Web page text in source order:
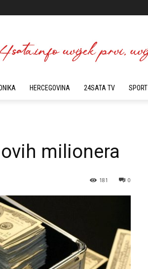
HERCEGOVINA 24SATA TV SPORT
milionera
0
181